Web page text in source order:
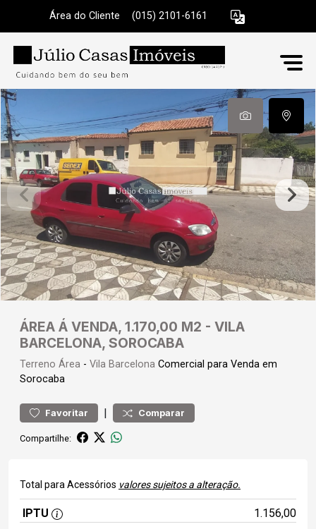
Área do Cliente (015) 2101-6161
ÁREA Á VENDA, 1.170,00 M2 - VILA
BARCELONA, SOROCABA
Terreno Área - Vila Barcelona Comercial para Venda em
Sorocaba
Favoritar | Comparar
Compartilhe:
Total para Acessórios valores sujeitos a alteração.
IPTU
1.156,00